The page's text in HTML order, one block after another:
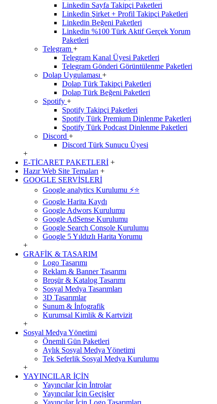
Linkedin Sayfa Takipçi Paketleri
Linkedin Şirket + Profil Takipçi Paketleri
Linkedin Beğeni Paketleri
Linkedin %100 Türk Aktif Gerçek Yorum
Paketleri
Telegram +
Telegram Kanal Üyesi Paketleri
Telegram Gönderi Görüntülenme Paketleri
Dolap Uygulaması +
Dolap Türk Takipçi Paketleri
Dolap Türk Beğeni Paketleri
Spotify +
Spotify Takipçi Paketleri
Spotify Türk Premium Dinlenme Paketleri
Spotify Türk Podcast Dinlenme Paketleri
Discord +
Discord Türk Sunucu Üyesi
+
E-TİCARET PAKETLERİ +
Hazır Web Site Temaları +
GOOGLE SERVİSLERİ
Google analytics Kurulumu ⚡️⭐
Google Harita Kaydı
Google Adwors Kurulumu
Google AdSense Kurulumu
Google Search Console Kurulumu
Google 5 Yıldızlı Harita Yorumu
+
GRAFİK & TASARIM
Logo Tasarımı
Reklam & Banner Tasarımı
Broşür & Katalog Tasarımı
Sosyal Medya Tasarımları
3D Tasarımlar
Sunum & İnfografik
Kurumsal Kimlik & Kartvizit
+
Sosyal Medya Yönetimi
Önemli Gün Paketleri
Aylık Sosyal Medya Yönetimi
Tek Seferlik Sosyal Medya Kurulumu
+
YAYINCILAR İÇİN
Yayıncılar İçin İntrolar
Yayıncılar İçin Geçişler
Yayıncılar İçin Logo Tasarımları